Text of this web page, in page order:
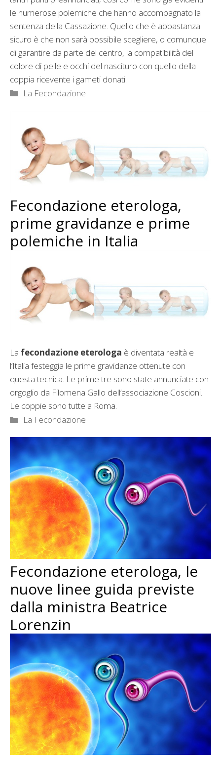
le numerose polemiche che hanno accompagnato la
sentenza della Cassazione. Quello che è abbastanza
sicuro è che non sarà possibile scegliere, o comunque
di garantire da parte del centro, la compatibilità del
colore di pelle e occhi del nascituro con quello della
coppia ricevente i gameti donati.
Categorie
La Fecondazione
Fecondazione eterologa,
prime gravidanze e prime
polemiche in Italia
La fecondazione eterologa è diventata realtà e
l’Italia festeggia le prime gravidanze ottenute con
questa tecnica. Le prime tre sono state annunciate con
orgoglio da Filomena Gallo dell’associazione Coscioni.
Le coppie sono tutte a Roma.
Categorie
La Fecondazione
Fecondazione eterologa, le
nuove linee guida previste
dalla ministra Beatrice
Lorenzin